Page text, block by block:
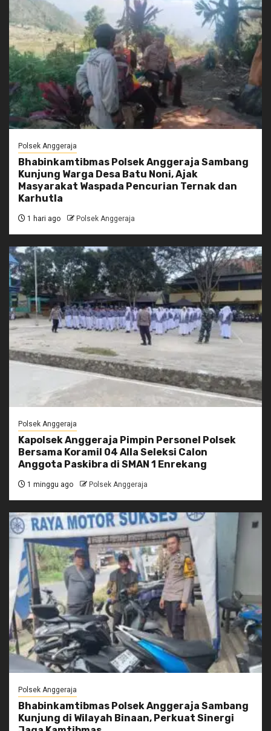
Polsek Anggeraja
Bhabinkamtibmas Polsek Anggeraja Sambang
Kunjung Warga Desa Batu Noni, Ajak
Masyarakat Waspada Pencurian Ternak dan
Karhutla
1 hari ago Polsek Anggeraja
Polsek Anggeraja
Kapolsek Anggeraja Pimpin Personel Polsek
Bersama Koramil 04 Alla Seleksi Calon
Anggota Paskibra di SMAN 1 Enrekang
1 minggu ago Polsek Anggeraja
Polsek Anggeraja
Bhabinkamtibmas Polsek Anggeraja Sambang
Kunjung di Wilayah Binaan, Perkuat Sinergi